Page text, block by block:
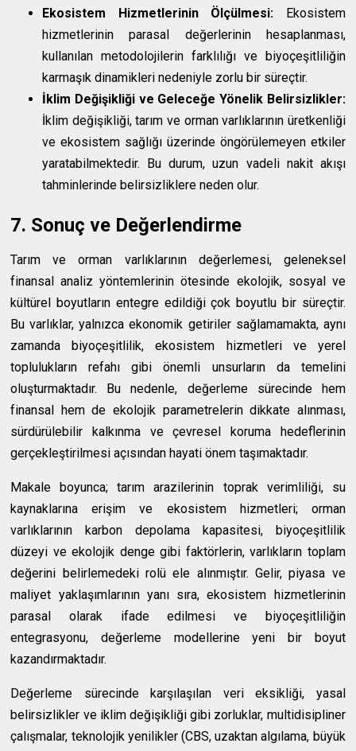
Ekosistem Hizmetlerinin Ölçülmesi: Ekosistem
hizmetlerinin parasal değerlerinin hesaplanması,
kullanılan metodolojilerin farklılığı ve biyoçeşitliliğin
karmaşık dinamikleri nedeniyle zorlu bir süreçtir.
İklim Değişikliği ve Geleceğe Yönelik Belirsizlikler:
İklim değişikliği, tarım ve orman varlıklarının üretkenliği
ve ekosistem sağlığı üzerinde öngörülemeyen etkiler
yaratabilmektedir. Bu durum, uzun vadeli nakit akışı
tahminlerinde belirsizliklere neden olur.
7. Sonuç ve Değerlendirme
Tarım ve orman varlıklarının değerlemesi, geleneksel
finansal analiz yöntemlerinin ötesinde ekolojik, sosyal ve
kültürel boyutların entegre edildiği çok boyutlu bir süreçtir.
Bu varlıklar, yalnızca ekonomik getiriler sağlamamakta, aynı
zamanda biyoçeşitlilik, ekosistem hizmetleri ve yerel
toplulukların refahı gibi önemli unsurların da temelini
oluşturmaktadır. Bu nedenle, değerleme sürecinde hem
finansal hem de ekolojik parametrelerin dikkate alınması,
sürdürülebilir kalkınma ve çevresel koruma hedeflerinin
gerçekleştirilmesi açısından hayati önem taşımaktadır.
Makale boyunca; tarım arazilerinin toprak verimliliği, su
kaynaklarına erişim ve ekosistem hizmetleri; orman
varlıklarının karbon depolama kapasitesi, biyoçeşitlilik
düzeyi ve ekolojik denge gibi faktörlerin, varlıkların toplam
değerini belirlemedeki rolü ele alınmıştır. Gelir, piyasa ve
maliyet yaklaşımlarının yanı sıra, ekosistem hizmetlerinin
parasal olarak ifade edilmesi ve biyoçeşitliliğin
entegrasyonu, değerleme modellerine yeni bir boyut
kazandırmaktadır.
Değerleme sürecinde karşılaşılan veri eksikliği, yasal
belirsizlikler ve iklim değişikliği gibi zorluklar, multidisipliner
çalışmalar, teknolojik yenilikler (CBS, uzaktan algılama, büyük